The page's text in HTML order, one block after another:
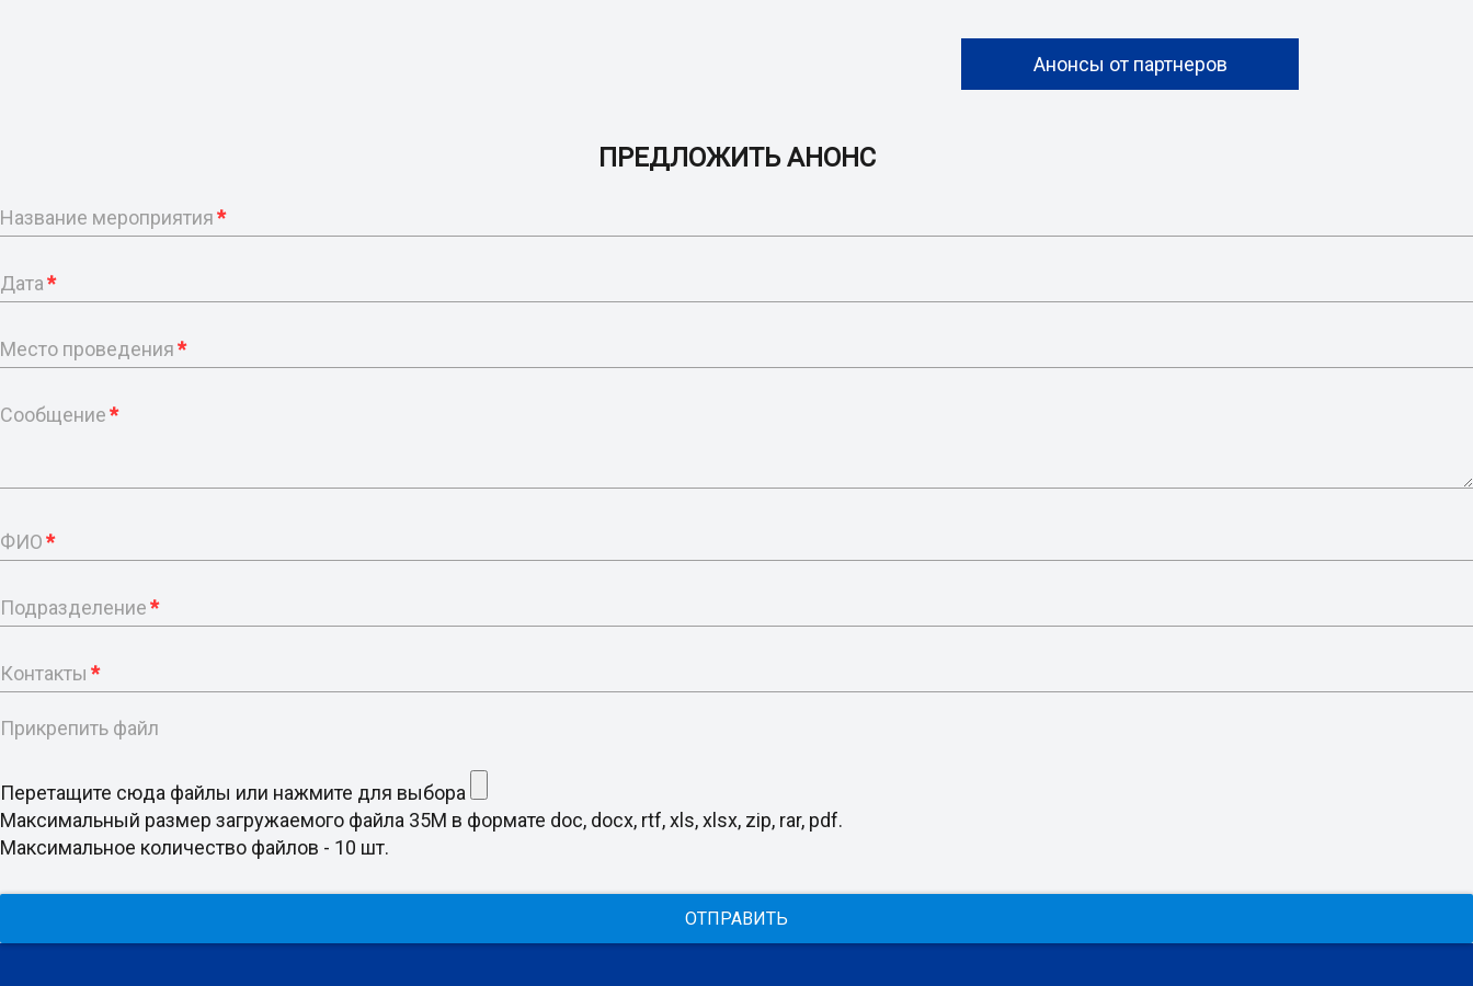
Анонсы от партнеров
ПРЕДЛОЖИТЬ АНОНС
Название мероприятия*
Дата*
Место проведения*
Сообщение*
ФИО*
Подразделение*
Контакты *
Прикрепить файл
Перетащите сюда файлы или нажмите для выбора
Максимальный размер загружаемого файла 35M в формате doc, docx, rtf, xls, xlsx, zip, rar, pdf.
Максимальное количество файлов - 10 шт.
ОТПРАВИТЬ